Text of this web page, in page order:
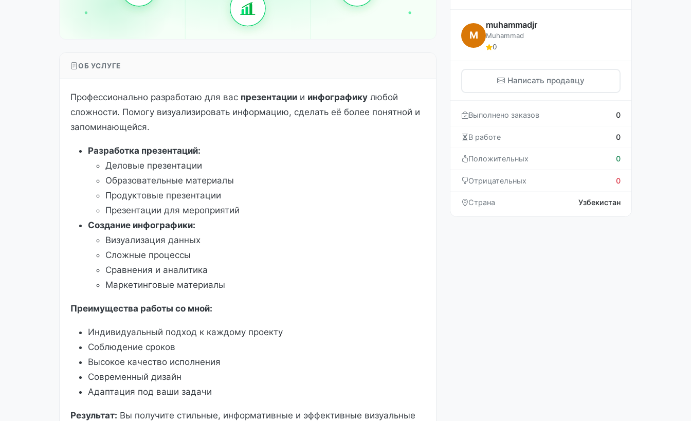
ОБ УСЛУГЕ
Профессионально разработаю для вас презентации и инфографику любой
сложности. Помогу визуализировать информацию, сделать её более понятной и
запоминающейся.
Разработка презентаций:
Деловые презентации
Образовательные материалы
Продуктовые презентации
Презентации для мероприятий
Создание инфографики:
Визуализация данных
Сложные процессы
Сравнения и аналитика
Маркетинговые материалы
Преимущества работы со мной:
Индивидуальный подход к каждому проекту
Соблюдение сроков
Высокое качество исполнения
Современный дизайн
Адаптация под ваши задачи
Результат: Вы получите стильные, информативные и эффективные визуальные
M
muhammadjr
Muhammad
0
Написать продавцу
Выполнено заказов 0
В работе 0
Положительных 0
Отрицательных 0
Страна Узбекистан